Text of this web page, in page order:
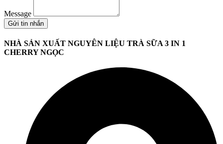
Message
Gửi tin nhắn
NHÀ SẢN XUẤT NGUYÊN LIỆU TRÀ SỮA 3 IN 1
CHERRY NGỌC